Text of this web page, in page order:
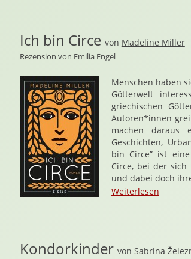
Ich bin Circe von Madeline Miller
Rezension von Emilia Engel
Menschen haben
Götterwelt
griechischen
Autoren*innen
machen daraus
Geschichten,
bin Circe” ist
Circe, bei der
und dabei doch
Weiterlesen
Kondorkinder von Sabrina